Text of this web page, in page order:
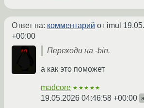
Ответ на: комментарий от imul
+00:00
Переходи на -bin.
а как это поможет
madcore ★★★★★
19.05.2026 04:46:58 +00:00